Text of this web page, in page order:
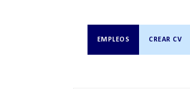
EMPLEOS CREAR CV